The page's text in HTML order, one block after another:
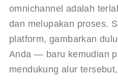
omnichannel adalah
dan melupakan proses.
platform, gambarkan
Anda — baru kemudian
mendukung alur